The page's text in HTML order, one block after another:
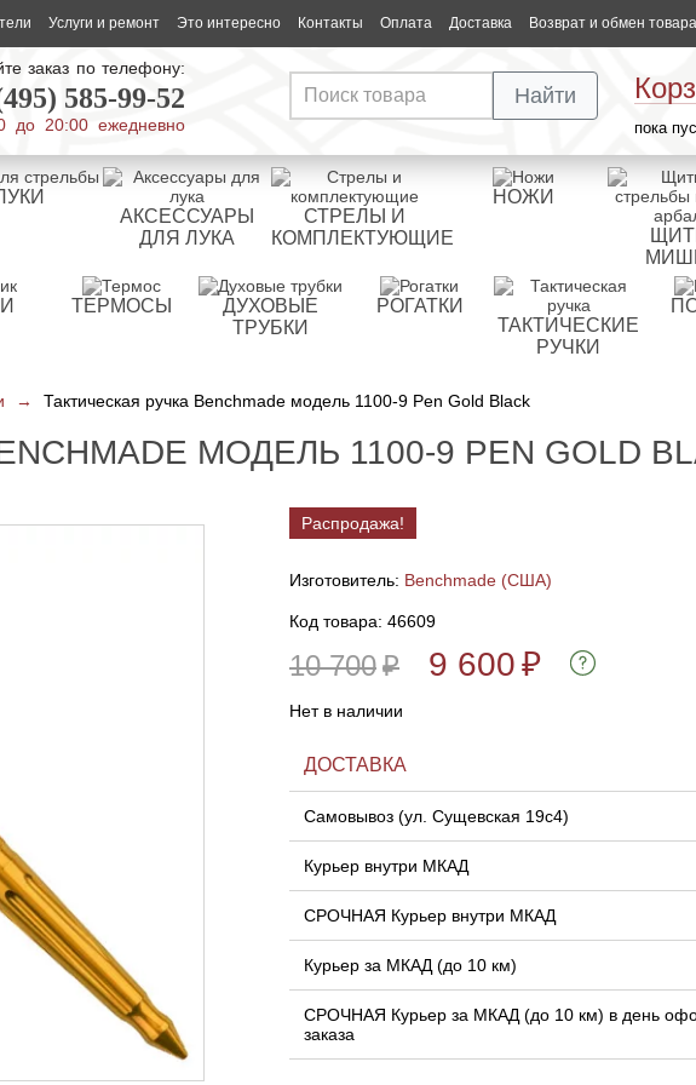
Услуги и ремонт Это интересно Контакты Оплата Доставка Возврат и обмен товара
заказ по телефону:
585-99-52
до 20:00 ежедневно пока
Найти
АКСЕССУАРЫ
ДЛЯ ЛУКА
СТРЕЛЫ И
КОМПЛЕКТУЮЩИЕ
НОЖИ
ТЕРМОСЫ
ДУХОВЫЕ
ТРУБКИ
РОГАТКИ
ТАКТИЧЕСКИЕ
РУЧКИ
→ Тактическая ручка Benchmade модель 1100-9 Pen Gold Black
МОДЕЛЬ 1100-9 PEN GOLD
Распродажа!
Изготовитель: Benchmade (США)
Код товара: 46609
10 700₽ 9 600₽
Нет в наличии
ДОСТАВКА
Самовывоз (ул. Сущевская 19с4)
Курьер внутри МКАД
СРОЧНАЯ Курьер внутри МКАД
Курьер за МКАД (до 10 км)
СРОЧНАЯ Курьер за МКАД (до 10 км) в день
заказа